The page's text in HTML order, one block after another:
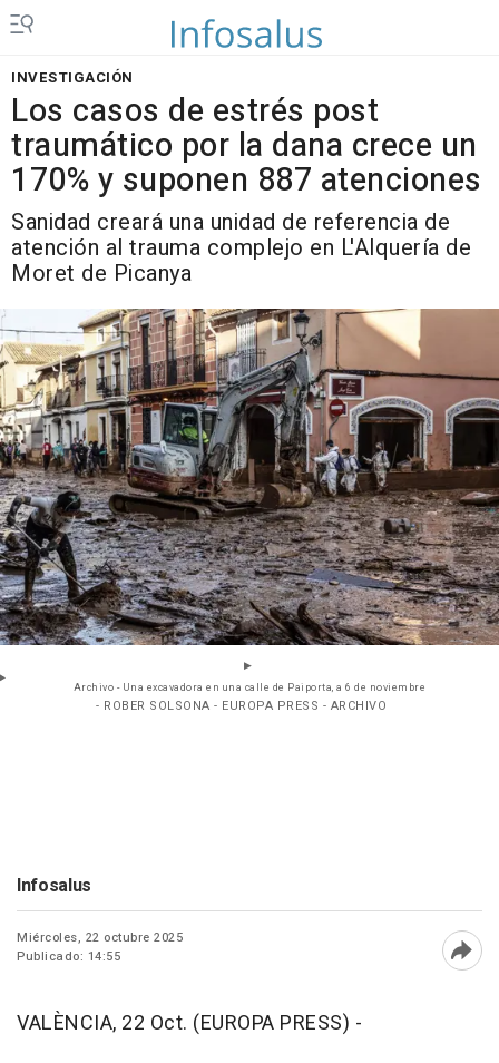
INVESTIGACIÓN
Los casos de estrés post
traumático por la dana crece un
170% y suponen 887 atenciones
Sanidad creará una unidad de referencia de
atención al trauma complejo en L'Alquería de
Moret de Picanya
Archivo - Una excavadora en una calle de Paiporta, a 6 de noviembre
- ROBER SOLSONA - EUROPA PRESS - ARCHIVO
Infosalus
Miércoles, 22 octubre 2025
Publicado: 14:55
VALÈNCIA, 22 Oct. (EUROPA PRESS) -